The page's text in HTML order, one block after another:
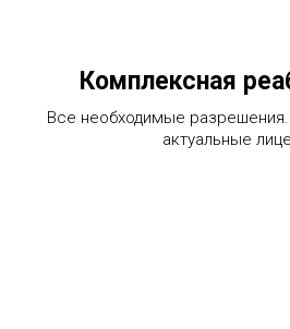
Комплексная
Все необходимые
актуальные